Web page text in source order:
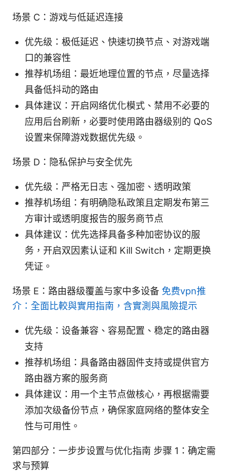
场景 C：游戏与低延迟连接
优先级：极低延迟、快速切换节点、对游戏端
口的兼容性
推荐机场组：最近地理位置的节点，尽量选择
具备低抖动的路由
具体建议：开启网络优化模式、禁用不必要的
应用后台刷新，必要时使用路由器级别的 QoS
设置来保障游戏数据优先级。
场景 D：隐私保护与安全优先
优先级：严格无日志、强加密、透明政策
推荐机场组：有明确隐私政策且定期发布第三
方审计或透明度报告的服务商节点
具体建议：优先选择具备多种加密协议的服
务，开启双因素认证和 Kill Switch，定期更换
凭证。
场景 E：路由器级覆盖与家中多设备 免费vpn推
介：全面比較與實用指南，含實測與風險提示
优先级：设备兼容、容易配置、稳定的路由器
支持
推荐机场组：具备路由器固件支持或提供官方
路由器方案的服务商
具体建议：用一个主节点做核心，再根据需要
添加次级备份节点，确保家庭网络的整体安全
性与可用性。
第四部分：一步步设置与优化指南 步骤 1：确定需
求与预算